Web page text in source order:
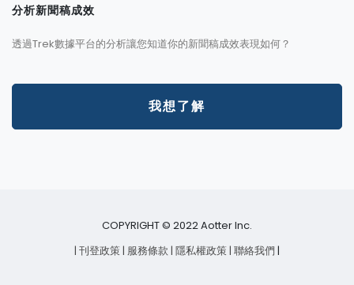
分析新聞稿成效
透過Trek數據平台的分析讓您知道你的新聞稿成效表現如何？
我想了解
COPYRIGHT © 2022 Aotter Inc.
| 刊登政策| 服務條款 | 隱私權政策| 聯絡我們 |